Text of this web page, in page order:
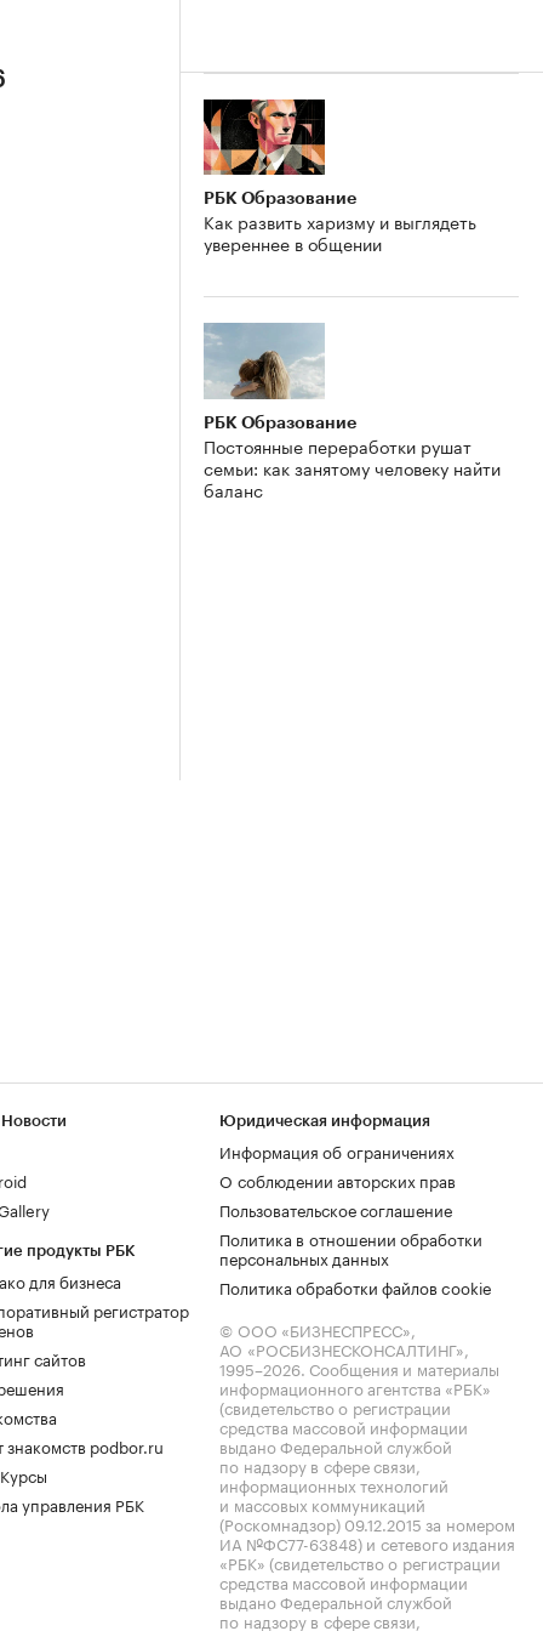
РБК Образование
Как развить харизму и выглядеть
увереннее в общении
РБК Образование
Постоянные переработки рушат
семьи: как занятому человеку найти
баланс
продукты РБК
для бизнеса
регистратор
сайтов
знакомств podbor.ru
управления РБК
Юридическая информация
Информация об ограничениях
О соблюдении авторских прав
Пользовательское соглашение
Политика в отношении обработки
персональных данных
Политика обработки файлов cookie
© ООО «БИЗНЕСПРЕСС»,
АО «РОСБИЗНЕСКОНСАЛТИНГ»,
1995–2026. Сообщения и материалы
информационного агентства «РБК»
(свидетельство о регистрации
средства массовой информации
выдано Федеральной службой
по надзору в сфере связи,
информационных технологий
и массовых коммуникаций
(Роскомнадзор) 09.12.2015 за номером
ИА №ФС77-63848) и сетевого издания
«РБК» (свидетельство о регистрации
средства массовой информации
выдано Федеральной службой
по надзору в сфере связи,